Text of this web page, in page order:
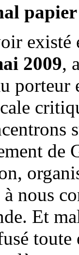
existé
2009,
porteur
de
nous
Et
toute